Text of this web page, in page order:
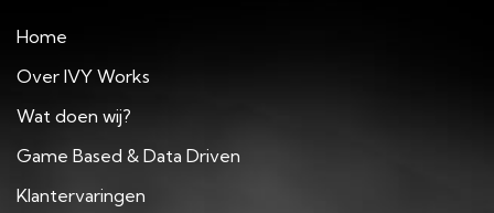
Home
Over IVY Works
Wat doen wij?
Game Based & Data Driven
Klantervaringen